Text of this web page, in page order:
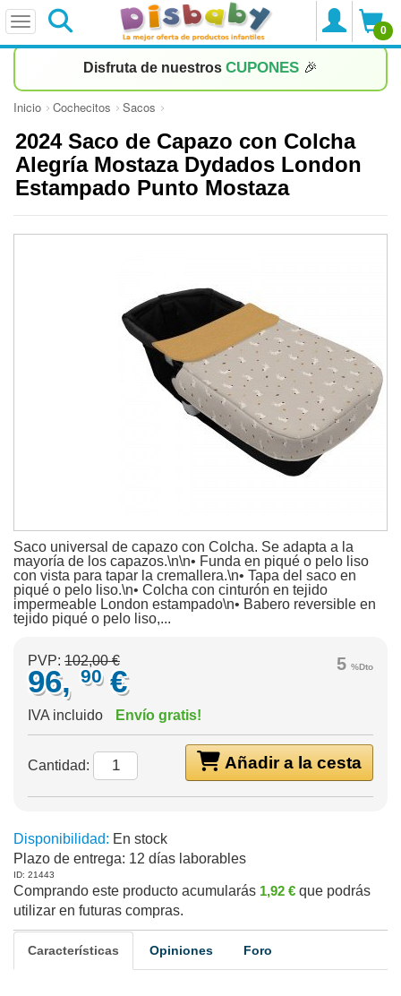
0
Disfruta de nuestros CUPONES 🎉
Inicio Cochecitos Sacos
2024 Saco de Capazo con Colcha
Alegría Mostaza Dydados London
Estampado Punto Mostaza
Saco universal de capazo con Colcha. Se adapta a la
mayoría de los capazos.\n\n• Funda en piqué o pelo liso
con vista para tapar la cremallera.\n• Tapa del saco en
piqué o pelo liso.\n• Colcha con cinturón en tejido
impermeable London estampado\n• Babero reversible en
tejido piqué o pelo liso,...
5 %Dto
PVP: 102,00 €
96, 90 €
IVA incluido Envío gratis!
Añadir a la cesta
Cantidad:
Disponibilidad: En stock
Plazo de entrega: 12 días laborables
ID: 21443
Comprando este producto acumularás 1,92 € que podrás
utilizar en futuras compras.
Características Opiniones Foro